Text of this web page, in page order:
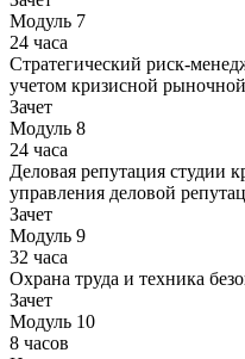
Модуль 7
24 часа
Стратегический риск-
учетом кризисной
Зачет
Модуль 8
24 часа
Деловая репутация студии
управления деловой
Зачет
Модуль 9
32 часа
Охрана труда и техника
Зачет
Модуль 10
8 часов